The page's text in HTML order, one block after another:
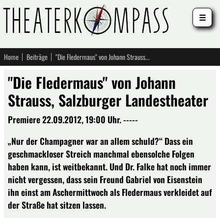
Home Beiträge "Die Fledermaus" von Johann Strauss, Salzburger Landestheater
"Die Fledermaus" von Johann
Strauss, Salzburger Landestheater
Premiere 22.09.2012, 19:00 Uhr. -----
„Nur der Champagner war an allem schuld?“ Dass ein
geschmackloser Streich manchmal ebensolche Folgen
haben kann, ist weitbekannt. Und Dr. Falke hat noch immer
nicht vergessen, dass sein Freund Gabriel von Eisenstein
ihn einst am Aschermittwoch als Fledermaus verkleidet auf
der Straße hat sitzen lassen.
☰